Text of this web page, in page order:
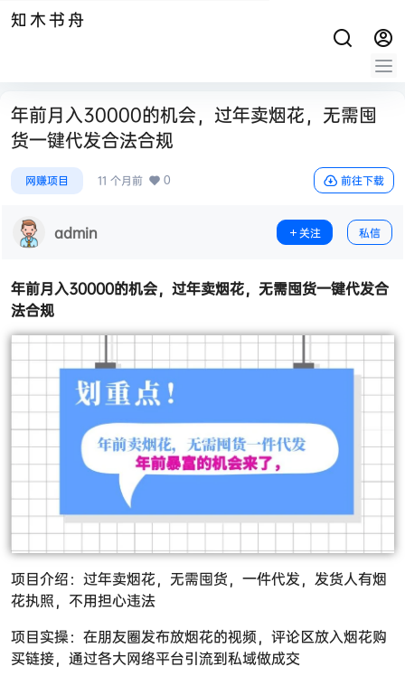
知木书舟
年前月入30000的机会，过年卖烟花，无需囤
货一键代发合法合规
网赚项目 11 个月前 0 前往下载
admin 关注 私信
年前月入30000的机会，过年卖烟花，无需囤货一键代发合
法合规
项目介绍：过年卖烟花，无需囤货，一件代发，发货人有烟
花执照，不用担心违法
项目实操：在朋友圈发布放烟花的视频，评论区放入烟花购
买链接，通过各大网络平台引流到私域做成交